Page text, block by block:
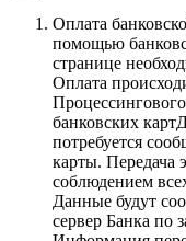
Оплата
помощью
странице
Оплата
банковских
потребуется
карты. Передача
соблюдением
Данные будут
сервер Банка по